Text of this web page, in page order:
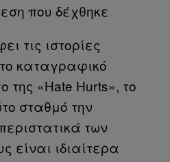
που δέχθηκε
τις ιστορίες
καταγραφικό
«Hate Hurts», το
σταθμό την
των
είναι ιδιαίτερα